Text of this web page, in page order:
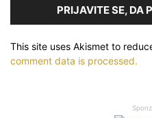
PRIJAVITE SE, DA
This site uses Akismet to
comment data is processed.